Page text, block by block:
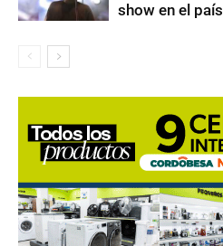
show en el país